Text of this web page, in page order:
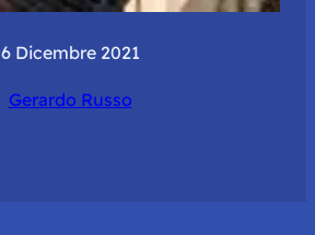
6 Dicembre 2021
Gerardo Russo